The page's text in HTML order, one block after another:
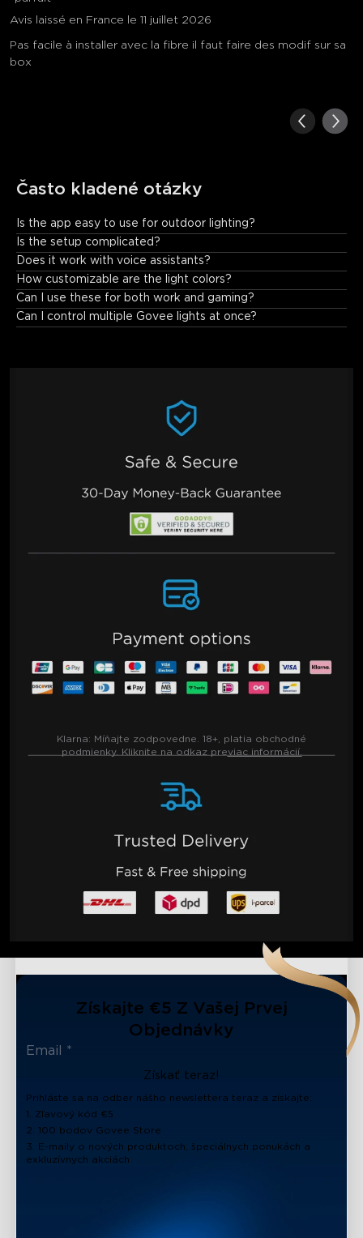
Avis laissé en France le 11 juillet 2026
Pas facile à installer avec la fibre il faut faire des modif sur sa
box
Často kladené otázky
Is the app easy to use for outdoor lighting?
Absolutely—Govee Home App automatically detects the bulbs
and provides intuitive controls for seamless customization.
Is the setup complicated?
Does it work with voice assistants?
How customizable are the light colors?
Can I use these for both work and gaming?
Can I control multiple Govee lights at once?
Klarna: Míňajte zodpovedne. 18+, platia obchodné
podmienky. Kliknite na odkaz previac informácií.
Získajte €5 Z Vašej Prvej
Objednávky
Získať teraz!
Prihláste sa na odber nášho newslettera teraz a získajte:
1. Zľavový kód €5
2. 100 bodov Govee Store
3. E-maily o nových produktoch, špeciálnych ponukách a
exkluzívnych akciách